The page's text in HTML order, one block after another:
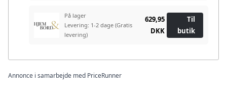
På lager
Levering: 1-2 dage (Gratis
levering)
629,95
DKK
Til
butik
Annonce i samarbejde med PriceRunner